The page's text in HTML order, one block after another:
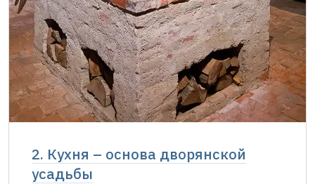
2. Кухня – основа дворянской
усадьбы